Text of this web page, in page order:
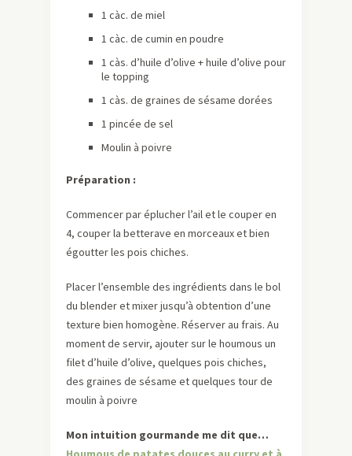
1 càc. de miel
1 càc. de cumin en poudre
1 càs. d’huile d’olive + huile d’olive pour
le topping
1 càs. de graines de sésame dorées
1 pincée de sel
Moulin à poivre
Préparation :
Commencer par éplucher l’ail et le couper en
4, couper la betterave en morceaux et bien
égoutter les pois chiches.
Placer l’ensemble des ingrédients dans le bol
du blender et mixer jusqu’à obtention d’une
texture bien homogène. Réserver au frais. Au
moment de servir, ajouter sur le houmous un
filet d’huile d’olive, quelques pois chiches,
des graines de sésame et quelques tour de
moulin à poivre
Mon intuition gourmande me dit que…